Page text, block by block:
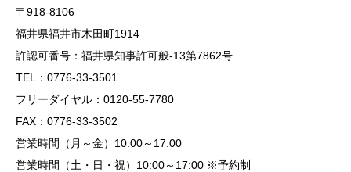
〒918-8106
福井県福井市木田町1914
許認可番号：福井県知事許可般-13第7862号
TEL：0776-33-3501
フリーダイヤル：0120-55-7780
FAX：0776-33-3502
営業時間（月～金）10:00～17:00
営業時間（土・日・祝）10:00～17:00 ※予約制